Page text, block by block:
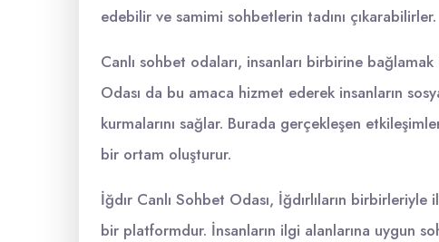
edebilir ve samimi sohbetlerin tadını çıkarabilirler.
Canlı sohbet odaları, insanları birbirine
Odası da bu amaca hizmet ederek insanların
kurmalarını sağlar. Burada gerçekleşen
bir ortam oluşturur.
İğdır Canlı Sohbet Odası, İğdırlıların
bir platformdur. İnsanların ilgi alanlarına uygun